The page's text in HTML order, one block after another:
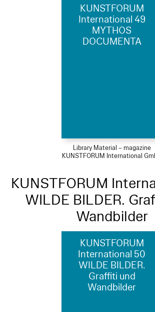
KUNSTFORUM
International 49
MYTHOS
DOCUMENTA
Library Material – magazine
KUNSTFORUM International
KUNSTFORUM
WILDE BILDER.
Wandbilder
KUNSTFORUM
International 50
WILDE BILDER.
Graffiti und
Wandbilder